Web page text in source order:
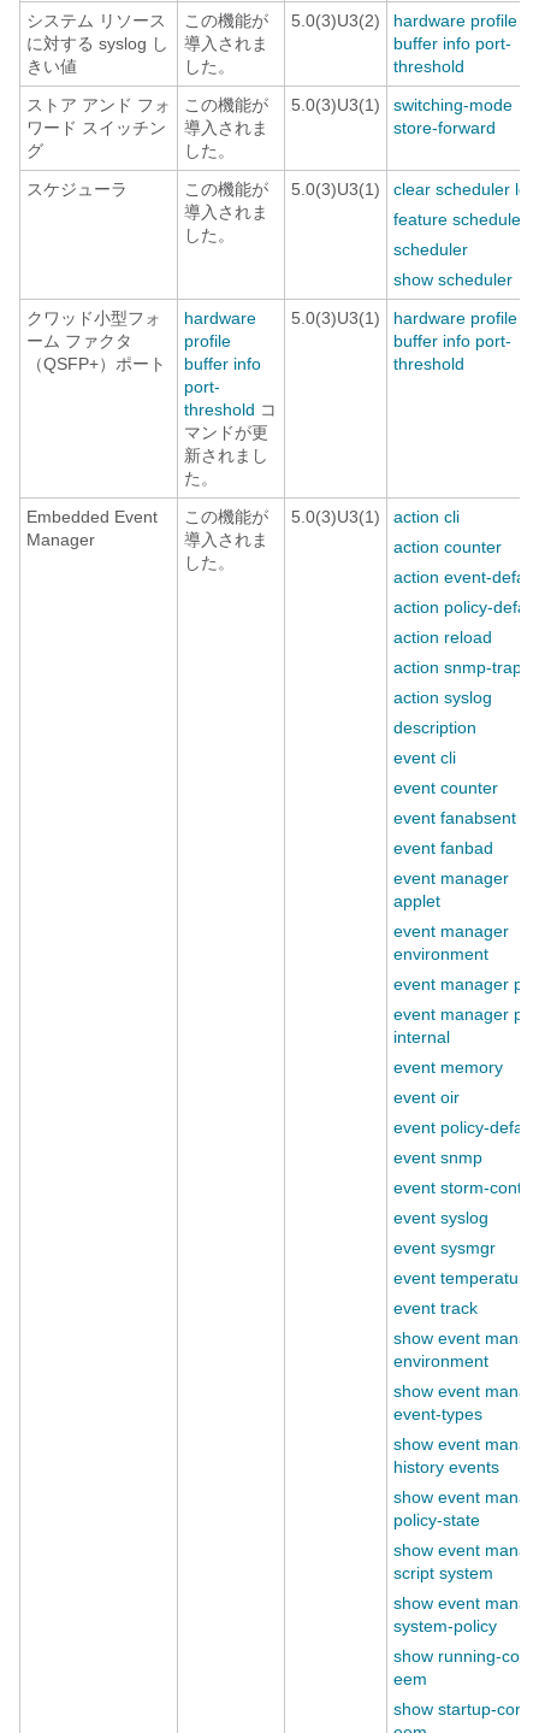
システム リソース
に対する syslog し
きい値
この機能が
導入されま
した。
5.0(3)U3(2)
hardware profile
buffer info port-
threshold
ストア アンド フォ
ワード スイッチン
グ
この機能が
導入されま
した。
5.0(3)U3(1)
switching-mode
store-forward
スケジューラ
この機能が
導入されま
した。
5.0(3)U3(1)
clear scheduler
feature scheduler
scheduler
show scheduler
クワッド小型フォ
ーム ファクタ
（QSFP+）ポート
hardware
profile
buffer info
port-
threshold コ
マンドが更
新されまし
た。
5.0(3)U3(1)
hardware profile
buffer info port-
threshold
Embedded Event
Manager
この機能が
導入されま
した。
5.0(3)U3(1)
action cli
action counter
action event-
action policy-
action reload
action snmp-trap
action syslog
description
event cli
event counter
event fanabsent
event fanbad
event manager
applet
event manager
environment
event manager
event manager
internal
event memory
event oir
event policy-
event snmp
event storm-
event syslog
event sysmgr
event temperature
event track
show event
environment
show event
event-types
show event
history events
show event
policy-state
show event
script system
show event
system-policy
show running-
eem
show startup-